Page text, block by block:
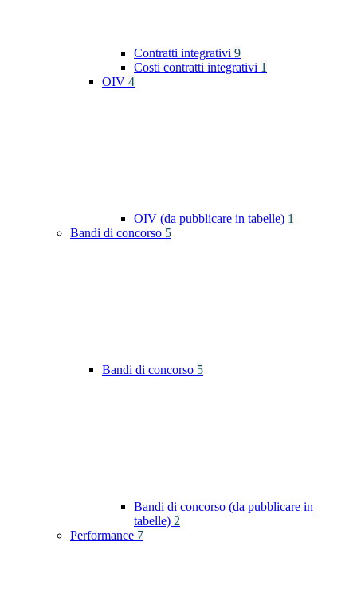
Contratti integrativi 9
Costi contratti integrativi 1
OIV 4
OIV (da pubblicare in tabelle) 1
Bandi di concorso 5
Bandi di concorso 5
Bandi di concorso (da pubblicare in
tabelle) 2
Performance 7